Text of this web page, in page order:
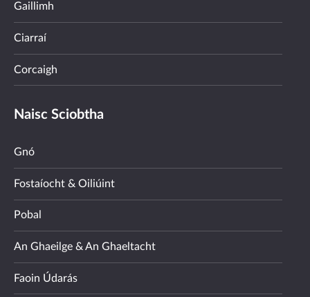
Gaillimh
Ciarraí
Corcaigh
Naisc Sciobtha
Gnó
Fostaíocht & Oiliúint
Pobal
An Ghaeilge & An Ghaeltacht
Faoin Údarás